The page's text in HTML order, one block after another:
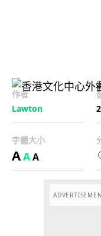
作者
Lawton
字體大小
AAA